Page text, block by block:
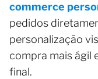
commerce
pedidos
personalização
compra mais ágil
final.